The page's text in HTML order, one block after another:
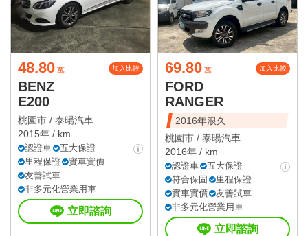
48.80 萬 加入比較
BENZ
E200
桃園市 / 泰暘汽車
2015年 / km
認證車
五大保證
里程保證
實車實價
友善試車
非多元化營業用車
立即諮詢
69.80 萬 加入比較
FORD
RANGER
2016年浪久
桃園市 / 泰暘汽車
2016年 / km
認證車
五大保證
符合保固
里程保證
實車實價
友善試車
非多元化營業用車
立即諮詢